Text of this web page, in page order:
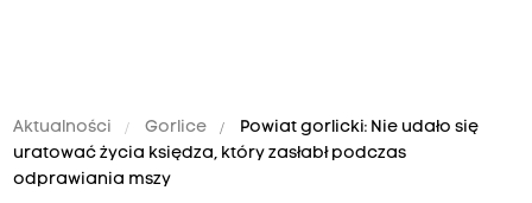
Aktualności Gorlice
Powiat gorlicki: Nie udało się
uratować życia księdza, który zasłabł podczas
odprawiania mszy